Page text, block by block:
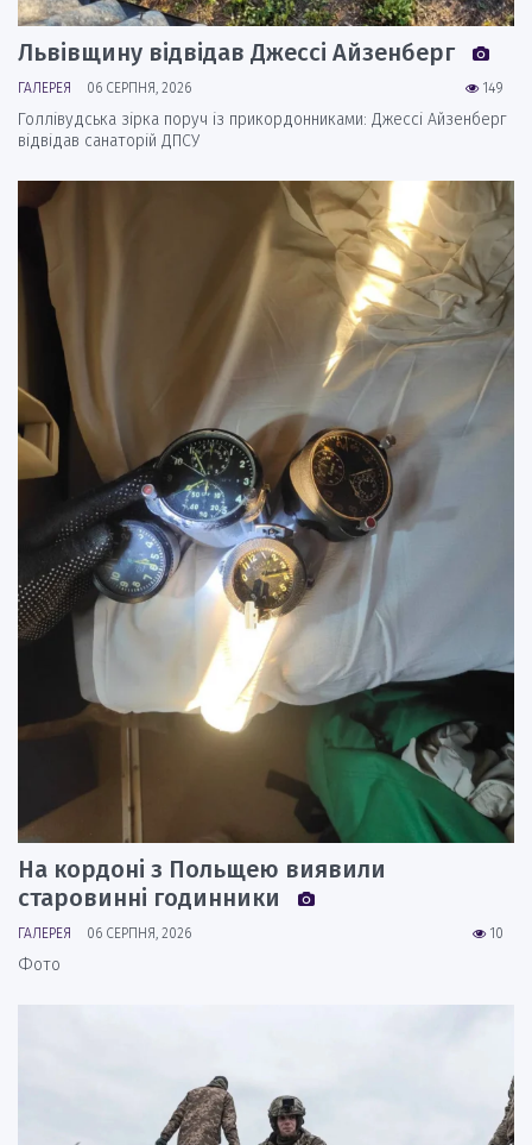
Львівщину відвідав Джессі Айзенберг
149
ГАЛЕРЕЯ 06 СЕРПНЯ, 2026
Голлівудська зірка поруч із прикордонниками: Джессі Айзенберг
відвідав санаторій ДПСУ
На кордоні з Польщею виявили
старовинні годинники
10
ГАЛЕРЕЯ 06 СЕРПНЯ, 2026
Фото